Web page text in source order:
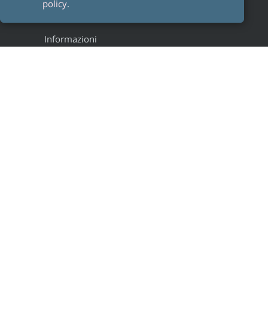
Informazioni
policy.